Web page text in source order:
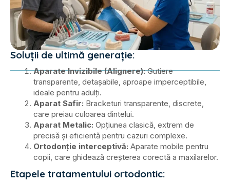
Soluții de ultimă generație:
Aparate Invizibile (Alignere):Gutiere
transparente, detașabile, aproape imperceptibile,
ideale pentru adulți.
Aparat Safir: Bracketuri transparente, discrete,
care preiau culoarea dintelui.
Aparat Metalic: Opțiunea clasică, extrem de
precisă și eficientă pentru cazuri complexe.
Ortodonție interceptivă: Aparate mobile pentru
copii, care ghidează creșterea corectă a maxilarelor.
Etapele tratamentului ortodontic: